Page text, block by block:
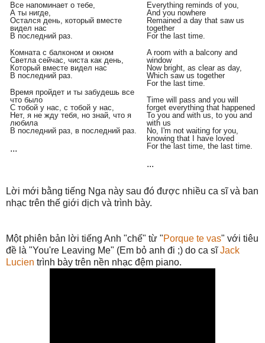
Все напоминает о тебе,
А ты нигде,
Остался день, который вместе
видел нас
В последний раз.
Комната с балконом и окном
Светла сейчас, чиста как день,
Который вместе видел нас
В последний раз.
Время пройдет и ты забудешь все
что было
С тобой у нас, с тобой у нас,
Нет, я не жду тебя, но знай, что я
любила
В последний раз, в последний раз.
...
Everything reminds of you,
And you nowhere
Remained a day that saw us
together
For the last time.
A room with a balcony and
window
Now bright, as clear as day,
Which saw us together
For the last time.
Time will pass and you will
forget everything that happened
To you and with us, to you and
with us
No, I'm not waiting for you,
knowing that I have loved
For the last time, the last time.
...
Lời mới bằng tiếng Nga này sau đó được nhiều ca sĩ và ban
nhạc trên thế giới dịch và trình bày.
Một phiên bản lời tiếng Anh "chế" từ "Porque te vas" với tiêu
đề là "You're Leaving Me" (Em bỏ anh đi ;) do ca sĩJack
Lucien trình bày trên nền nhạc đệm piano.